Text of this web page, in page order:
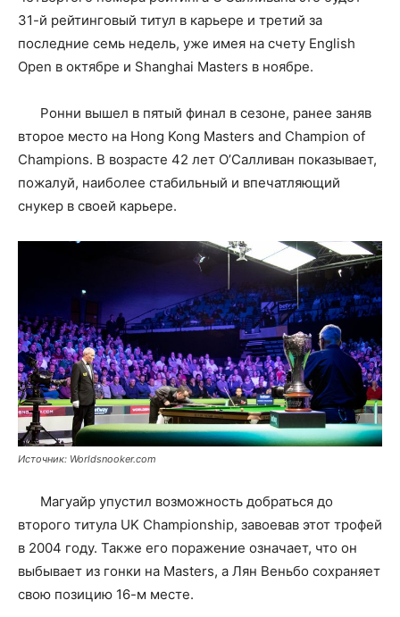
31-й рейтинговый титул в карьере и третий за
последние семь недель, уже имея на счету English
Open в октябре и Shanghai Masters в ноябре.
Ронни вышел в пятый финал в сезоне, ранее заняв
второе место на Hong Kong Masters and Champion of
Champions. В возрасте 42 лет О’Салливан показывает,
пожалуй, наиболее стабильный и впечатляющий
снукер в своей карьере.
Источник: Worldsnooker.com
Магуайр упустил возможность добраться до
второго титула UK Championship, завоевав этот трофей
в 2004 году. Также его поражение означает, что он
выбывает из гонки на Masters, а Лян Веньбо сохраняет
свою позицию 16-м месте.